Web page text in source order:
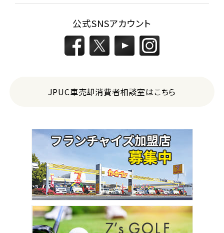
公式SNSアカウント
JPUC車売却消費者相談室はこちら